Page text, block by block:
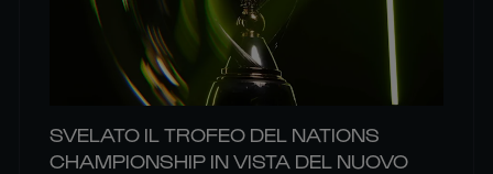
SVELATO IL TROFEO DEL NATIONS
CHAMPIONSHIP IN VISTA DEL NUOVO